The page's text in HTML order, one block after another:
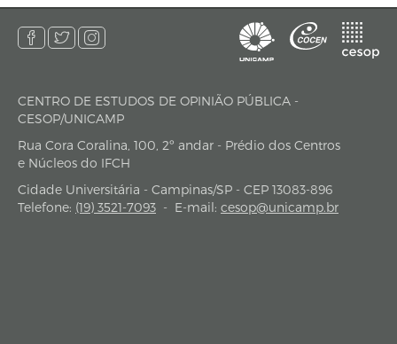
endereço
CENTRO DE ESTUDOS DE OPINIÃO PÚBLICA -
CESOP/UNICAMP
Rua Cora Coralina, 100, 2º andar - Prédio dos Centros
e Núcleos do IFCH
Cidade Universitária - Campinas/SP - CEP 13083-896
Telefone: (19) 3521-7093 - E-mail: cesop@unicamp.br